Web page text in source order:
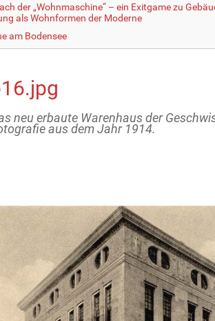
der „Wohnmaschine“ – ein Exitgame zu
als Wohnformen der Moderne
am Bodensee
neu erbaute Warenhaus der
aus dem Jahr 1914.